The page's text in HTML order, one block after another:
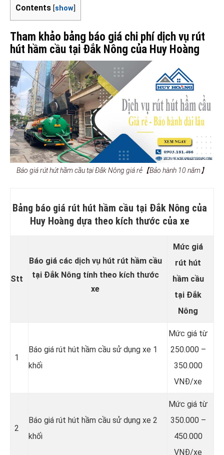
Contents [show]
Tham khảo bảng báo giá chi phí dịch vụ rút
hút hầm cầu tại Đắk Nông của Huy Hoàng
Báo giá rút hút hầm cầu tại Đắk Nông giá rẻ【Bảo hành 10 năm】
Bảng báo giá rút hút hầm cầu tại Đắk Nông của
Huy Hoàng dựa theo kích thước của xe
Stt
Báo giá các dịch vụ hút rút hầm cầu
tại Đắk Nông tính theo kích thước
xe
Mức giá
rút hút
hầm cầu
tại Đắk
Nông
1
Báo giá rút hút hầm cầu sử dụng xe 1
khối
Mức giá từ
250.000 –
350.000
VNĐ/xe
2
Báo giá rút hút hầm cầu sử dụng xe 2
khối
Mức giá từ
350.000 –
450.000
VNĐ/xe